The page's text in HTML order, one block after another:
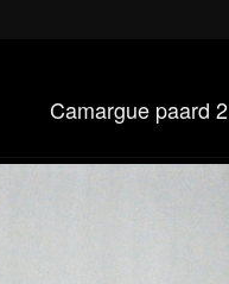
Camargue paard 2